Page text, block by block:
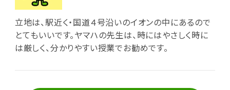
立地は、駅近く・国道４号沿いのイオンの中にあるので
とてもいいです。ヤマハの先生は、時にはやさしく時に
は厳しく、分かりやすい授業でお勧めです。